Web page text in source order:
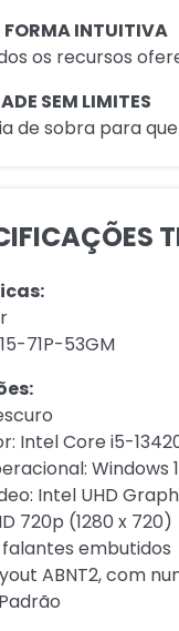
FORMA INTUITIVA
os recursos
SEM LIMITES
de sobra para
71P-53GM
Intel Core i5-
Windows
Intel UHD
720p (1280 x 720)
embutidos
ABNT2, com